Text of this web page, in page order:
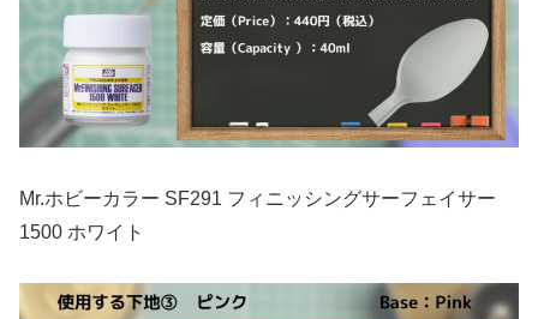
Mr.ホビーカラー SF291 フィニッシングサーフェイサー
1500 ホワイト